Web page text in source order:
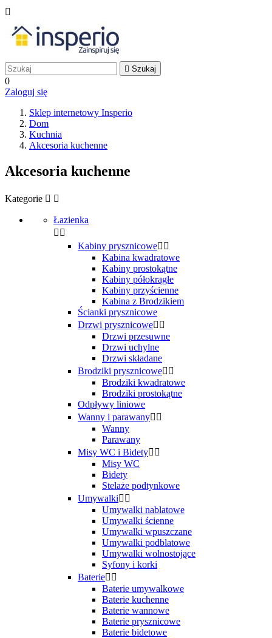

 Szukaj
0
Zaloguj się
Sklep internetowy Insperio
Dom
Kuchnia
Akcesoria kuchenne
Akcesoria kuchenne
Kategorie  
Łazienka
 
Kabiny prysznicowe 
Kabina kwadratowe
Kabiny prostokątne
Kabiny półokrągłe
Kabiny przyścienne
Kabina z Brodzikiem
Ścianki prysznicowe
Drzwi prysznicowe 
Drzwi przesuwne
Drzwi uchylne
Drzwi składane
Brodziki prysznicowe 
Brodziki kwadratowe
Brodziki prostokątne
Odpływy liniowe
Wanny i parawany 
Wanny
Parawany
Misy WC i Bidety 
Misy WC
Bidety
Stelaże podtynkowe
Umywalki 
Umywalki nablatowe
Umywalki ścienne
Umywalki wpuszczane
Umywalki podblatowe
Umywalki wolnostojące
Syfony i korki
Baterie 
Baterie umywalkowe
Baterie kuchenne
Baterie wannowe
Baterie prysznicowe
Baterie bidetowe